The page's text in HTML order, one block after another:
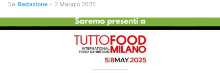
Da Redazione - 2 Maggio 2025